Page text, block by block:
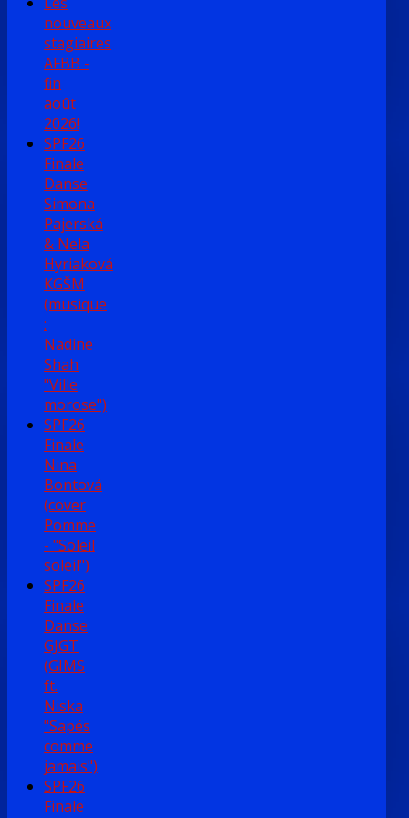
nouveaux
stagiaires
AFBB -
fin
août
2026!
SPF26
Finale
Danse
Simona
Pajerská
& Nela
Hyriaková
KGŠM
(musique
:
Nadine
Shah
"Ville
morose")
SPF26
Finale
Nina
Bontová
(cover
Pomme
- "Soleil
soleil")
SPF26
Finale
Danse
GJGT
(GIMS
ft.
Niska
"Sapés
comme
jamais")
SPF26
Finale